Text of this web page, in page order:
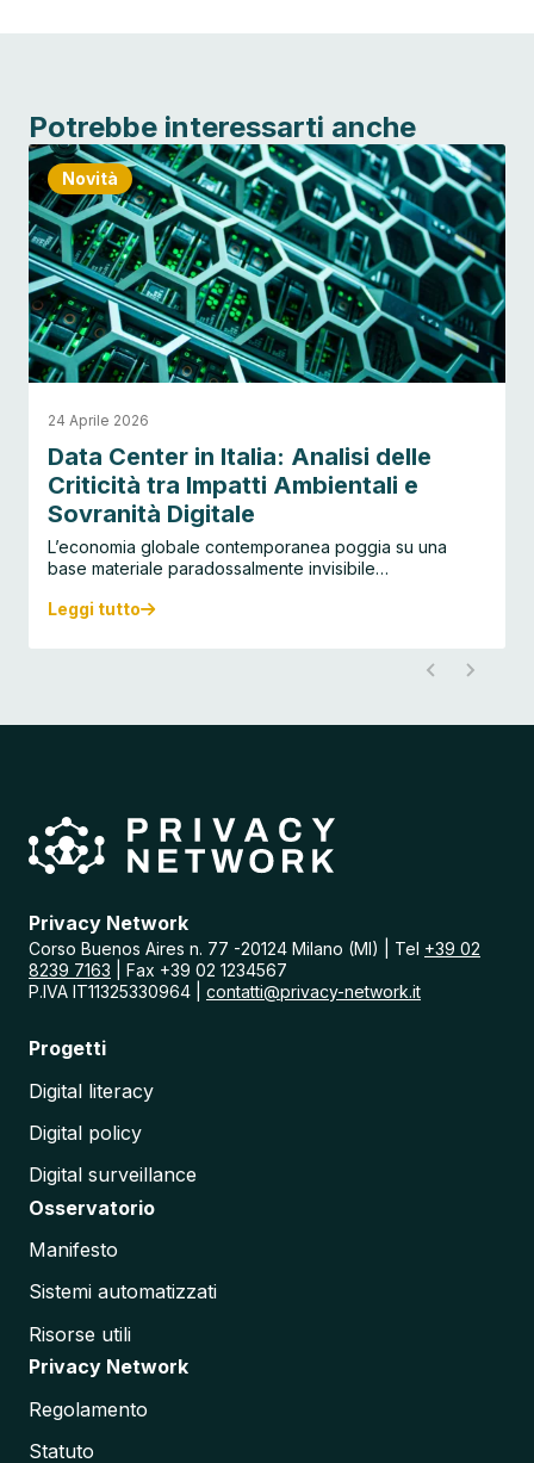
Potrebbe interessarti anche
Novità
Data Center in Italia: Analisi delle
Criticità tra Impatti Ambientali e
Sovranità Digitale
L’economia globale contemporanea poggia su una
base materiale paradossalmente invisibile…
Leggi tutto
D
e
i
n
I
a
i
a
n
l
s
d
l
e
C
r
i
t
i
i
à
24 Aprile 2026
Privacy Network
Corso Buenos Aires n. 77 -20124 Milano (MI) | Tel +39 02
8239 7163 | Fax +39 02 1234567
P.IVA IT11325330964 | contatti@privacy-network.it
Progetti
Digital literacy
Digital policy
Digital surveillance
Osservatorio
Manifesto
Sistemi automatizzati
Risorse utili
Privacy Network
Regolamento
Statuto